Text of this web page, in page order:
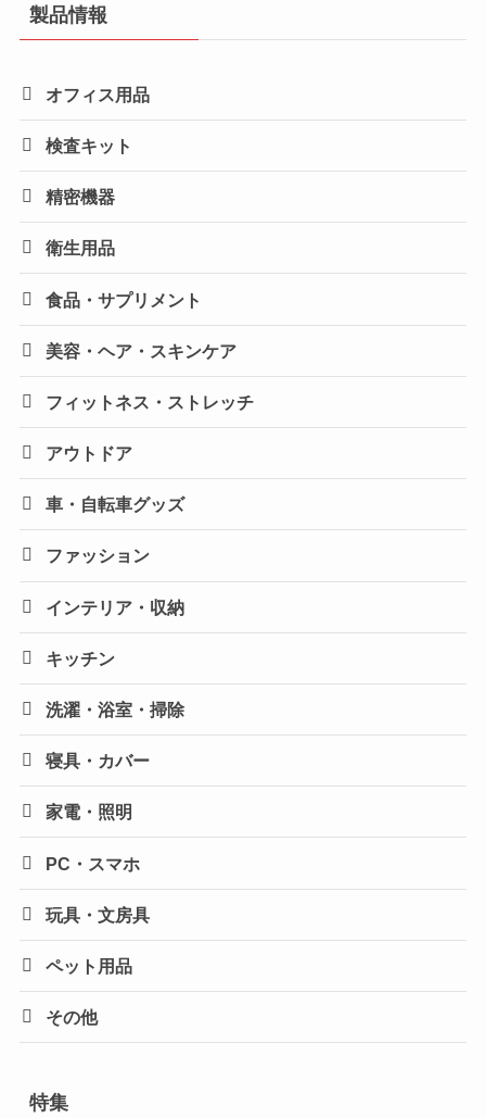
製品情報
オフィス用品
検査キット
精密機器
衛生用品
食品・サプリメント
美容・ヘア・スキンケア
フィットネス・ストレッチ
アウトドア
車・自転車グッズ
ファッション
インテリア・収納
キッチン
洗濯・浴室・掃除
寝具・カバー
家電・照明
PC・スマホ
玩具・文房具
ペット用品
その他
特集